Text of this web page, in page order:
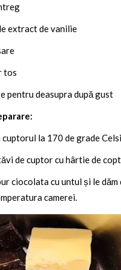
extract de vanilie
tos
pentru deasupra după gust
cuptorul la 170 de grade
de cuptor cu hârtie de
ciocolata cu untul și le
camerei.